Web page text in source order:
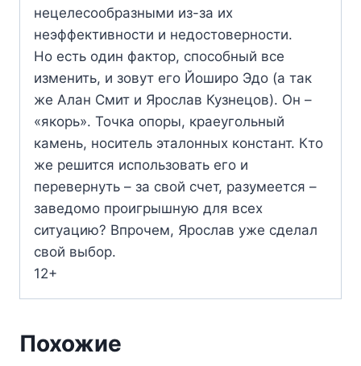
нецелесообразными из-за их
неэффективности и недостоверности.
Но есть один фактор, способный все
изменить, и зовут его Йоширо Эдо (а так
же Алан Смит и Ярослав Кузнецов). Он –
«якорь». Точка опоры, краеугольный
камень, носитель эталонных констант. Кто
же решится использовать его и
перевернуть – за свой счет, разумеется –
заведомо проигрышную для всех
ситуацию? Впрочем, Ярослав уже сделал
свой выбор.
12+
Похожие